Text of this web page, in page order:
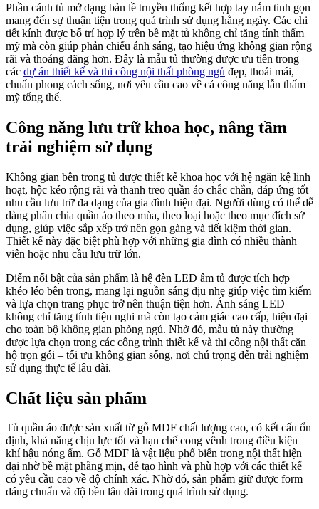
Phần cánh tủ mở dạng bản lề truyền thống kết hợp tay nắm tinh gọn
mang đến sự thuận tiện trong quá trình sử dụng hằng ngày. Các chi
tiết kính được bố trí hợp lý trên bề mặt tủ không chỉ tăng tính thẩm
mỹ mà còn giúp phản chiếu ánh sáng, tạo hiệu ứng không gian rộng
rãi và thoáng đãng hơn. Đây là mẫu tủ thường được ưu tiên trong
các dự án thiết kế và thi công nội thất phòng ngủ đẹp, thoải mái,
chuẩn phong cách sống, nơi yêu cầu cao về cả công năng lẫn thẩm
mỹ tổng thể.
Công năng lưu trữ khoa học, nâng tầm
trải nghiệm sử dụng
Không gian bên trong tủ được thiết kế khoa học với hệ ngăn kệ linh
hoạt, hộc kéo rộng rãi và thanh treo quần áo chắc chắn, đáp ứng tốt
nhu cầu lưu trữ đa dạng của gia đình hiện đại. Người dùng có thể dễ
dàng phân chia quần áo theo mùa, theo loại hoặc theo mục đích sử
dụng, giúp việc sắp xếp trở nên gọn gàng và tiết kiệm thời gian.
Thiết kế này đặc biệt phù hợp với những gia đình có nhiều thành
viên hoặc nhu cầu lưu trữ lớn.
Điểm nổi bật của sản phẩm là hệ đèn LED âm tủ được tích hợp
khéo léo bên trong, mang lại nguồn sáng dịu nhẹ giúp việc tìm kiếm
và lựa chọn trang phục trở nên thuận tiện hơn. Ánh sáng LED
không chỉ tăng tính tiện nghi mà còn tạo cảm giác cao cấp, hiện đại
cho toàn bộ không gian phòng ngủ. Nhờ đó, mẫu tủ này thường
được lựa chọn trong các công trình thiết kế và thi công nội thất căn
hộ trọn gói – tối ưu không gian sống, nơi chú trọng đến trải nghiệm
sử dụng thực tế lâu dài.
Chất liệu sản phẩm
Tủ quần áo được sản xuất từ gỗ MDF chất lượng cao, có kết cấu ổn
định, khả năng chịu lực tốt và hạn chế cong vênh trong điều kiện
khí hậu nóng ẩm. Gỗ MDF là vật liệu phổ biến trong nội thất hiện
đại nhờ bề mặt phẳng mịn, dễ tạo hình và phù hợp với các thiết kế
có yêu cầu cao về độ chính xác. Nhờ đó, sản phẩm giữ được form
dáng chuẩn và độ bền lâu dài trong quá trình sử dụng.